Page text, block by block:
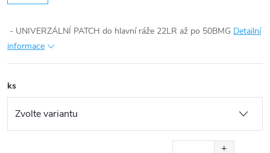
- UNIVERZÁLNÍ PATCH do hlavní ráže 22LR až po 50BMG Detailní
informace
ks